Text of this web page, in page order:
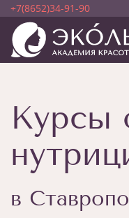
+7(8652)34-91-90
Курсы
в